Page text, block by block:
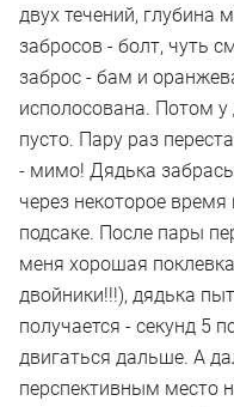
двух течений, глубина
забросов - болт, чуть
заброс - бам и
исполосована. Потом у
пусто. Пару раз
- мимо! Дядька
через некоторое
подсаке. После пары
меня хорошая
двойники!!!), дядька
получается - секунд 5
двигаться дальше. А
перспективным место